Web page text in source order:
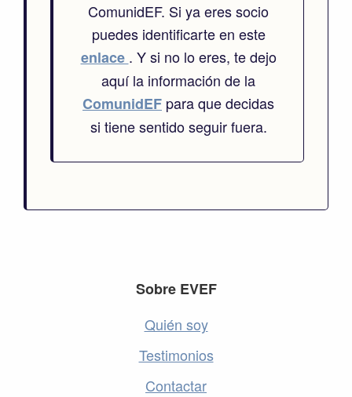
ComunidEF. Si ya eres socio
puedes identificarte en este
enlace . Y si no lo eres, te dejo
aquí la información de la
ComunidEF para que decidas
si tiene sentido seguir fuera.
Sobre EVEF
Quién soy
Testimonios
Contactar